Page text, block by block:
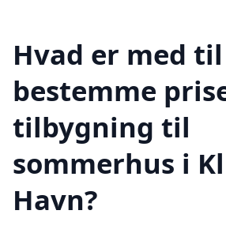
Hvad er med
bestemme
tilbygning til
sommerhus i
Havn?